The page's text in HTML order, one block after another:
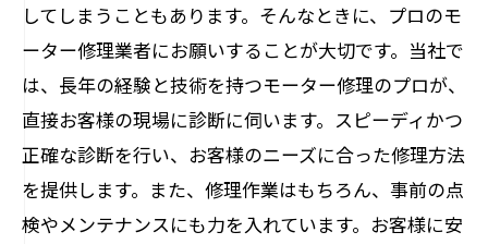
してしまうこともあります。そんなときに、プロのモ
ーター修理業者にお願いすることが大切です。当社で
は、長年の経験と技術を持つモーター修理のプロが、
直接お客様の現場に診断に伺います。スピーディかつ
正確な診断を行い、お客様のニーズに合った修理方法
を提供します。また、修理作業はもちろん、事前の点
検やメンテナンスにも力を入れています。お客様に安